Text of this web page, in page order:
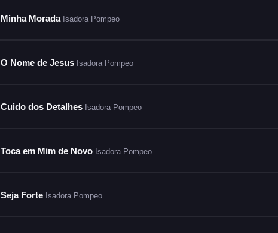
Minha Morada Isadora Pompeo
O Nome de Jesus Isadora Pompeo
Cuido dos DetalhesIsadora Pompeo
Toca em Mim de Novo Isadora Pompeo
Seja ForteIsadora Pompeo